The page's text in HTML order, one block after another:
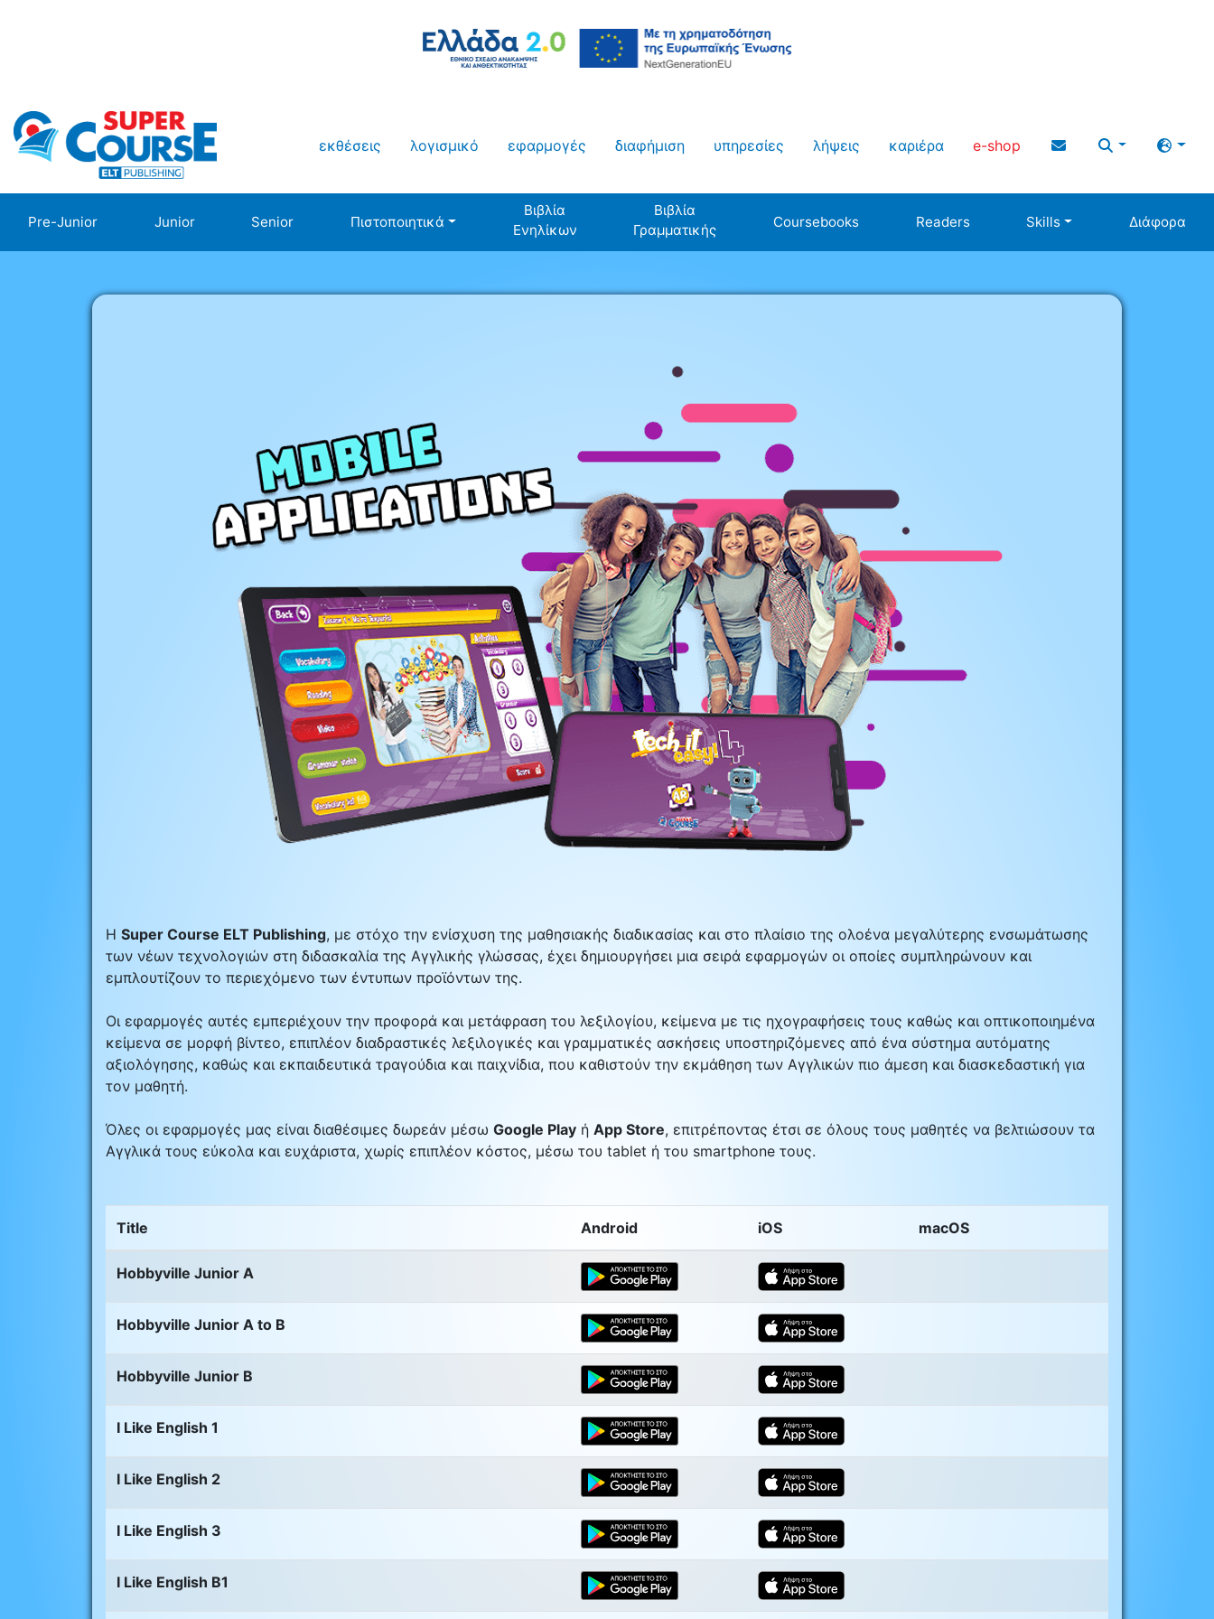
εκθέσεις λογισμικό εφαρμογές διαφήμιση υπηρεσίες λήψεις καριέρα e-shop
Pre-Junior Junior Senior Πιστοποιητικά
Βιβλία
Ενηλίκων
Βιβλία
Γραμματικής
Coursebooks Readers Skills Διάφορα
Η Super Course ELT Publishing, με στόχο την ενίσχυση της μαθησιακής διαδικασίας και στο πλαίσιο της ολοένα μεγαλύτερης ενσωμάτωσης
των νέων τεχνολογιών στη διδασκαλία της Αγγλικής γλώσσας, έχει δημιουργήσει μια σειρά εφαρμογών οι οποίες συμπληρώνουν και
εμπλουτίζουν το περιεχόμενο των έντυπων προϊόντων της.
Οι εφαρμογές αυτές εμπεριέχουν την προφορά και μετάφραση του λεξιλογίου, κείμενα με τις ηχογραφήσεις τους καθώς και οπτικοποιημένα
κείμενα σε μορφή βίντεο, επιπλέον διαδραστικές λεξιλογικές και γραμματικές ασκήσεις υποστηριζόμενες από ένα σύστημα αυτόματης
αξιολόγησης, καθώς και εκπαιδευτικά τραγούδια και παιχνίδια, που καθιστούν την εκμάθηση των Αγγλικών πιο άμεση και διασκεδαστική για
τον μαθητή.
Όλες οι εφαρμογές μας είναι διαθέσιμες δωρεάν μέσω Google Play ή App Store, επιτρέποντας έτσι σε όλους τους μαθητές να βελτιώσουν τα
Αγγλικά τους εύκολα και ευχάριστα, χωρίς επιπλέον κόστος, μέσω του tablet ή του smartphone τους.
Title Android iOS macOS
Hobbyville Junior A
Hobbyville Junior A to B
Hobbyville Junior B
I Like English 1
I Like English 2
I Like English 3
I Like English B1